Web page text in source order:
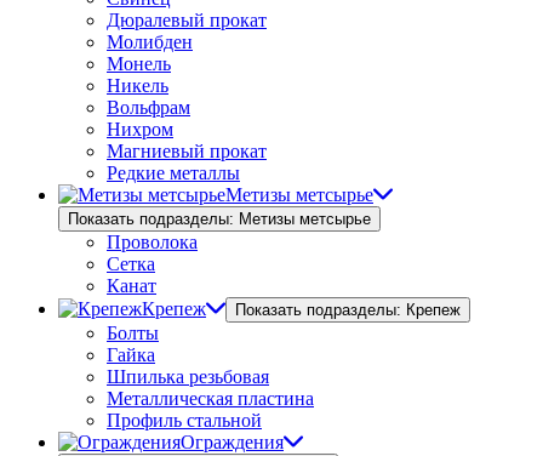
Дюралевый прокат
Молибден
Монель
Никель
Вольфрам
Нихром
Магниевый прокат
Редкие металлы
Метизы метсырье
Показать подразделы: Метизы метсырье
Проволока
Сетка
Канат
Крепеж
Показать подразделы: Крепеж
Болты
Гайка
Шпилька резьбовая
Металлическая пластина
Профиль стальной
Ограждения